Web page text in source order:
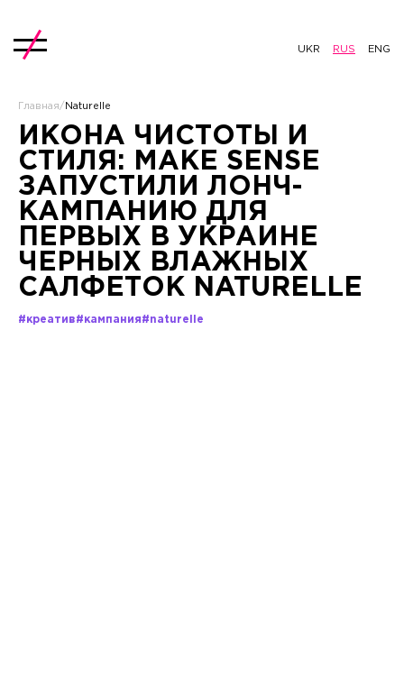
UKR RUS ENG
Главная/ Naturelle
ИКОНА ЧИСТОТЫ И
СТИЛЯ: MAKE SENSE
ЗАПУСТИЛИ ЛОНЧ-
КАМПАНИЮ ДЛЯ
ПЕРВЫХ В УКРАИНЕ
ЧЕРНЫХ ВЛАЖНЫХ
САЛФЕТОК NATURELLE
#креатив#кампания#naturelle